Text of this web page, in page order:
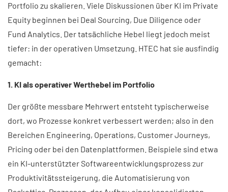
Portfolio zu skalieren. Viele Diskussionen über KI im Private
Equity beginnen bei Deal Sourcing, Due Diligence oder
Fund Analytics. Der tatsächliche Hebel liegt jedoch meist
tiefer: in der operativen Umsetzung. HTEC hat sie ausfindig
gemacht:
1. KI als operativer Werthebel im Portfolio
Der größte messbare Mehrwert entsteht typischerweise
dort, wo Prozesse konkret verbessert werden; also in den
Bereichen Engineering, Operations, Customer Journeys,
Pricing oder bei den Datenplattformen. Beispiele sind etwa
ein KI-unterstützter Softwareentwicklungsprozess zur
Produktivitätssteigerung, die Automatisierung von